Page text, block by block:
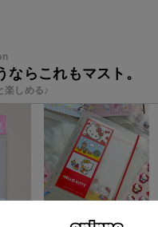
ならこれもマスト。
楽しめる♪